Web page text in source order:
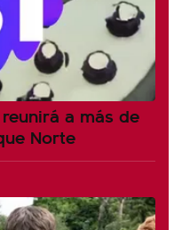
a más de
Norte